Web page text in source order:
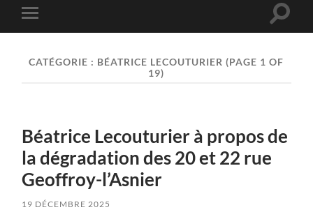
de
Toggle
mobile
Toggle
CATÉGORIE : BÉATRICE LECOUTURIER (PAGE 1 OF
19)
Béatrice Lecouturier à propos de
la dégradation des 20 et 22 rue
Geoffroy-l’Asnier
19 DÉCEMBRE 2025